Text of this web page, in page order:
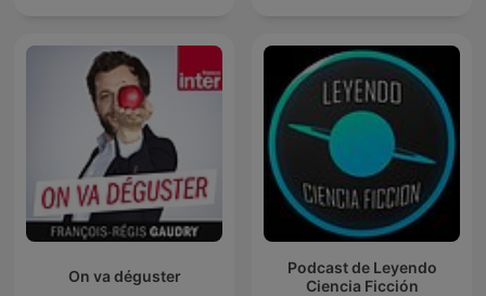
On va déguster
Podcast de Leyendo
Ciencia Ficción